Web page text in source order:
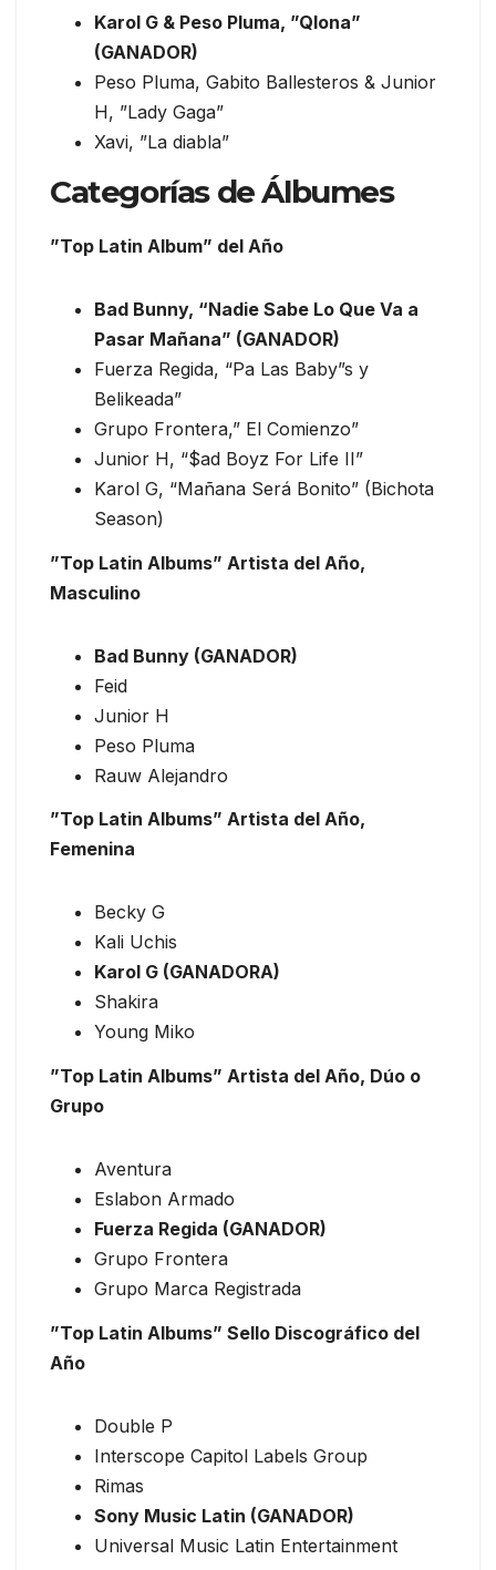
Karol G & Peso Pluma, ”Qlona”
(GANADOR)
Peso Pluma, Gabito Ballesteros & Junior
H, ”Lady Gaga”
Xavi, ”La diabla”
Categorías de Álbumes
”Top Latin Album” del Año
Bad Bunny, “Nadie Sabe Lo Que Va a
Pasar Mañana” (GANADOR)
Fuerza Regida, “Pa Las Baby”s y
Belikeada”
Grupo Frontera,” El Comienzo”
Junior H, “$ad Boyz For Life II”
Karol G, “Mañana Será Bonito” (Bichota
Season)
”Top Latin Albums” Artista del Año,
Masculino
Bad Bunny (GANADOR)
Feid
Junior H
Peso Pluma
Rauw Alejandro
”Top Latin Albums” Artista del Año,
Femenina
Becky G
Kali Uchis
Karol G (GANADORA)
Shakira
Young Miko
”Top Latin Albums” Artista del Año, Dúo o
Grupo
Aventura
Eslabon Armado
Fuerza Regida (GANADOR)
Grupo Frontera
Grupo Marca Registrada
”Top Latin Albums” Sello Discográfico del
Año
Double P
Interscope Capitol Labels Group
Rimas
Sony Music Latin (GANADOR)
Universal Music Latin Entertainment